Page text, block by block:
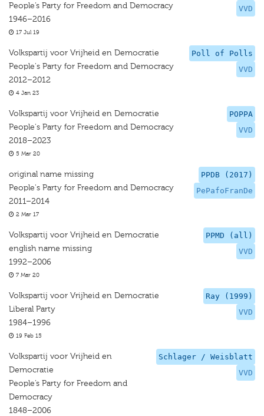
VVD
People’s Party for Freedom and Democracy
1946–2016
17 Jul 19
Poll of Polls
VVD
Volkspartij voor Vrijheid en Democratie
People's Party for Freedom and Democracy
2012–2012
4 Jan 23
POPPA
VVD
Volkspartij voor Vrijheid en Democratie
People's Party for Freedom and Democracy
2018–2023
5 Mar 20
PPDB (2017)
PePafoFranDe
original name missing
People's Party for Freedom and Democracy
2011–2014
2 Mar 17
PPMD (all)
VVD
Volkspartij voor Vrijheid en Democratie
english name missing
1992–2006
7 Mar 20
Ray (1999)
VVD
Volkspartij voor Vrijheid en Democratie
Liberal Party
1984–1996
19 Feb 15
Schlager / Weisblatt
VVD
Volkspartij voor Vrijheid en
Democratie
People’s Party for Freedom and
Democracy
1848–2006